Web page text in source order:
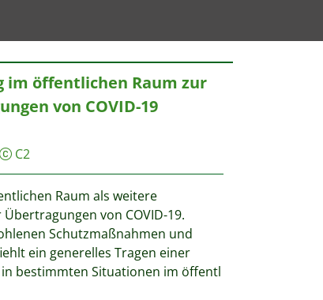
im öffentlichen Raum zur
von COVID-19
C2
Raum als weitere
von COVID-19.
Schutzmaßnahmen und
ein generelles Tragen einer
in bestimmten Situationen im öffentl